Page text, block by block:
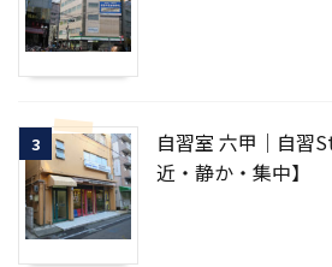
3
自習室 六甲｜自習
近・静か・集中】